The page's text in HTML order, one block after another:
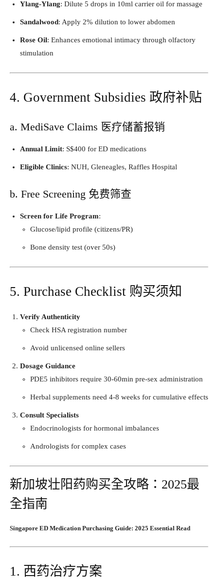
Ylang-Ylang: Dilute 5 drops in 10ml carrier oil for massage
Sandalwood: Apply 2% dilution to lower abdomen
Rose Oil: Enhances emotional intimacy through olfactory
stimulation
4. Government Subsidies 政府补贴
a. MediSave Claims 医疗储蓄报销
Annual Limit: S$400 for ED medications
Eligible Clinics: NUH, Gleneagles, Raffles Hospital
b. Free Screening 免费筛查
Screen for Life Program:
Glucose/lipid profile (citizens/PR)
Bone density test (over 50s)
5. Purchase Checklist 购买须知
Verify Authenticity
Check HSA registration number
Avoid unlicensed online sellers
Dosage Guidance
PDE5 inhibitors require 30-60min pre-sex administration
Herbal supplements need 4-8 weeks for cumulative effects
Consult Specialists
Endocrinologists for hormonal imbalances
Andrologists for complex cases
新加坡壮阳药购买全攻略：2025最
全指南
Singapore ED Medication Purchasing Guide: 2025 Essential Read
1. 西药治疗方案